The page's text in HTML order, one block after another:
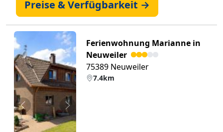
Preise & Verfügbarkeit →
Zurück Weiter
Ferienwohnung Marianne in
Neuweiler
75389 Neuweiler
7.4km